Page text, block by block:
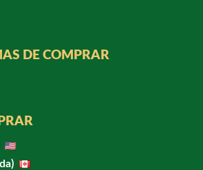
DE COMPRAR